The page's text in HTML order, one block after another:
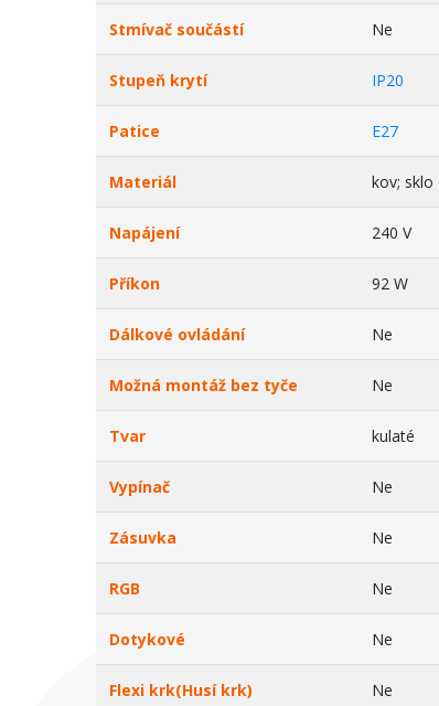
Stmívač součástí Ne
Stupeň krytí IP20
Patice E27
Materiál kov; sklo
Napájení 240 V
Příkon 92 W
Dálkové ovládání Ne
Možná montáž bez tyče Ne
Tvar kulaté
Vypínač Ne
Zásuvka Ne
RGB Ne
Dotykové Ne
Flexi krk(Husí krk) Ne